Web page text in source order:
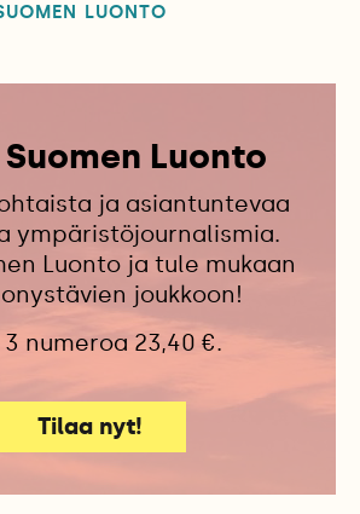
LUONTO
Luonto
ja asiantuntevaa
ympäristöjournalismia.
Luonto ja tule mukaan
joukkoon!
3 numeroa 23,40 €.
Tilaa nyt!